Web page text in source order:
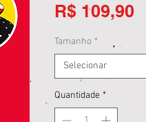
R$ 109,90
Tamanho *
Selecionar
Quantidade *